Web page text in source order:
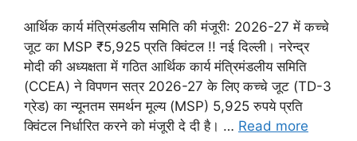
आर्थिक कार्य मंत्रिमंडलीय समिति की मंजूरी: 2026-27 में कच्चे
जूट का MSP ₹5,925 प्रति क्विंटल !! नई दिल्ली। नरेन्द्र
मोदी की अध्यक्षता में गठित आर्थिक कार्य मंत्रिमंडलीय समिति
(CCEA) ने विपणन सत्र 2026-27 के लिए कच्चे जूट (TD-3
ग्रेड) का न्यूनतम समर्थन मूल्य (MSP) 5,925 रुपये प्रति
क्विंटल निर्धारित करने को मंजूरी दे दी है। … Read more